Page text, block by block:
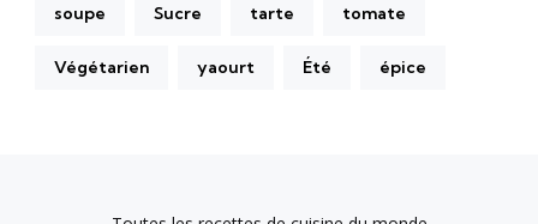
soupe Sucre tarte tomate
Végétarien yaourt Été épice